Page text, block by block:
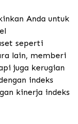
Anda untuk
seperti
lain, memberi
juga kerugian
indeks
kinerja indeks